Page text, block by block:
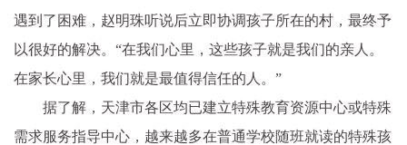
遇到了困难，赵明珠听说后立即协调孩子所在的村，最终予
以很好的解决。“在我们心里，这些孩子就是我们的亲人。
在家长心里，我们就是最值得信任的人。”
据了解，天津市各区均已建立特殊教育资源中心或特殊
需求服务指导中心，越来越多在普通学校随班就读的特殊孩